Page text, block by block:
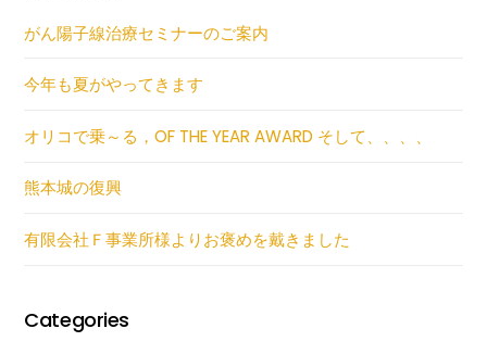
がん陽子線治療セミナーのご案内
今年も夏がやってきます
オリコで乗～る，OF THE YEAR AWARD そして、、、、
熊本城の復興
有限会社Ｆ事業所様よりお褒めを戴きました
Categories